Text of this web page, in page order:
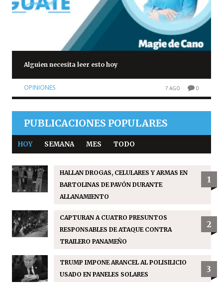
Alguien necesita leer esto hoy
OPINIONES 7 AGO 0
PUBLICACIONES POPULARES
HOY SEMANA MES TODO
HALLAN DROGAS, CELULARES Y ARMAS EN
BARTOLINAS DE PAVÓN DURANTE
ALLANAMIENTO
1
CAPTURAN A CUATRO PRESUNTOS
RESPONSABLES DE ATAQUE CONTRA
TRAILERO PANAMEÑO
2
TRUMP IMPONE ARANCEL AL POLISILICIO
USADO EN PANELES SOLARES
3